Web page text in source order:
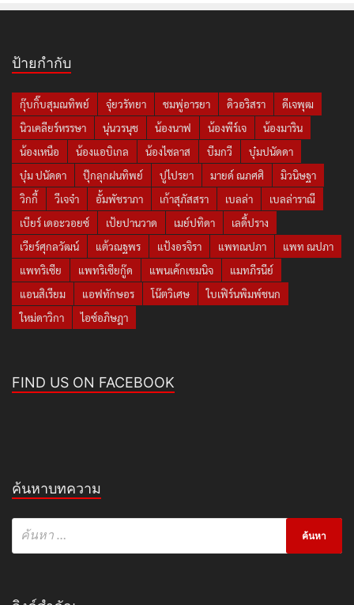
ป้ายกำกับ
กุ๊บกิ๊บสุมณทิพย์ จุ๋ยวรัทยา ชมพู่อารยา ดิวอริสรา
ดีเจพุฒ
นิวเคลียร์หรรษา
นุ่นวรนุช น้องนาฟ น้องพีร์เจ
น้องมาริน
น้องเหนือ
น้องแอบิเกล น้องไซลาส บีมกวี
บุ๋มปนัดดา
บุ๋ม ปนัดดา
ปุ๊กลุกฝนทิพย์ ปูไปรยา มายด์ ณภศศิ
มิวนิษฐา
วิกกี้
วีเจจ๋า อั้มพัชราภา เก้าสุภัสสรา เบลล่า
เบลล่าราณี
เบียร์ เดอะวอยซ์
เป้ยปานวาด เมย์ปทิดา
เลดี้ปราง
เวียร์ศุกลวัฒน์
แต้วณฐพร แป้งอรจิรา แพทณปภา
แพท ณปภา
แพทริเซีย
แพทริเซียกู๊ด แพนเค้กเขมนิจ
แมทภีรนีย์
แอนสิเรียม
แอฟทักษอร โน๊ตวิเศษ
ใบเฟิร์นพิมพ์ชนก
ใหม่ดาวิกา
ไอซ์อภิษฎา
FIND US ON FACEBOOK
ค้นหาบทความ